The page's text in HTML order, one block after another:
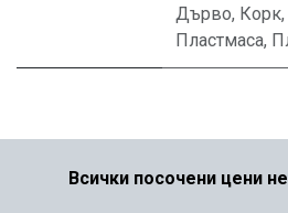
Дърво, Корк,
Пластмаса,
Всички посочени цени